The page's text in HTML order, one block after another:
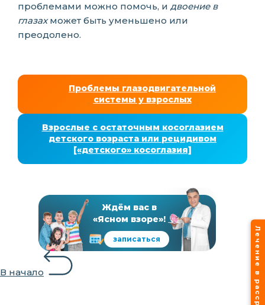
проблемами можно помочь, и двоение в
глазахможет быть уменьшено или
преодолено.
Проблемы глазодвигательной
системы у взрослых
Взрослые с остаточным косоглазием
детского возраста или рецидивом
[«детского» косоглазия]
Ждём вас в
«Ясном взоре»!
записаться
В начало Лечение в рассрочку